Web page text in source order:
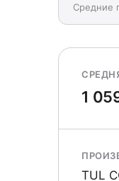
Средние
1
TUL